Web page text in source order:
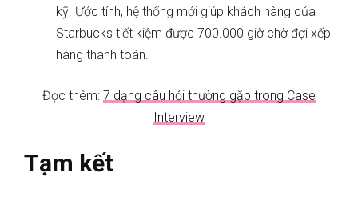
kỹ. Ước tính, hệ thống mới giúp khách hàng của
Starbucks tiết kiệm được 700.000 giờ chờ đợi xếp
hàng thanh toán.
Đọc thêm: 7 dạng câu hỏi thường gặp trong Case
Interview
Tạm kết